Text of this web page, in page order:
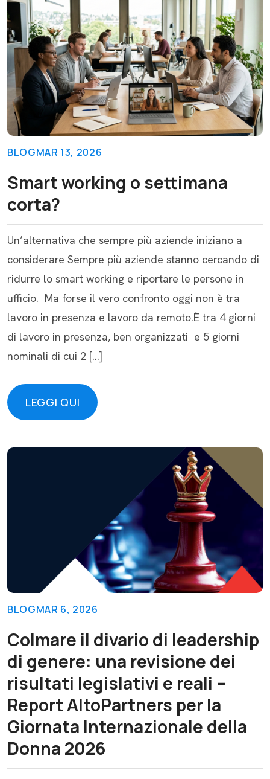
BLOGMAR 13, 2026
Smart working o settimana
corta?
Un’alternativa che sempre più aziende iniziano a
considerare Sempre più aziende stanno cercando di
ridurre lo smart working e riportare le persone in
ufficio. Ma forse il vero confronto oggi non è tra
lavoro in presenza e lavoro da remoto.È tra 4 giorni
di lavoro in presenza, ben organizzati e 5 giorni
nominali di cui 2 […]
LEGGI QUI
LEGGI QUI
BLOGMAR 6, 2026
Colmare il divario di leadership
di genere: una revisione dei
risultati legislativi e reali –
Report AltoPartners per la
Giornata Internazionale della
Donna 2026